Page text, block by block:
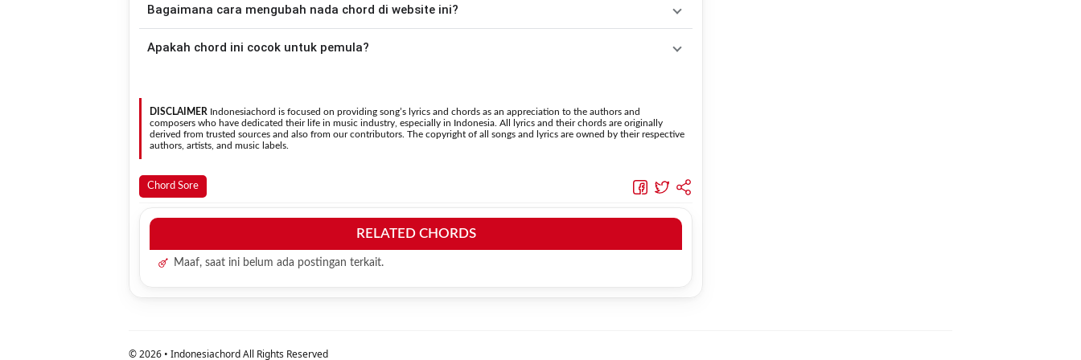
nada asli penyanyi, kamu dapat menggunakan fiturTranspose
kebutuhan.
Bagaimana cara mengubah nada chord di website ini?
nada. Seluruh chord akan berubah secara otomatis tanpa mengubah lirik sehingga kamu dapat
Apakah chord ini cocok untuk pemula?
DISCLAIMER Indonesiachord is focused on providing song’s lyrics and chords as an appreciation to the authors and
composers who have dedicated their life in music industry, especially in Indonesia. All lyrics and their chords are originally
derived from trusted sources and also from our contributors. The copyright of all songs and lyrics are owned by their respective
authors, artists, and music labels.
Chord Sore
RELATED CHORDS
Maaf, saat ini belum ada postingan terkait.
©2026 • Indonesiachord All Rights Reserved